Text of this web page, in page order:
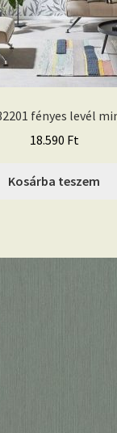
fényes levél
18.590 Ft
Kosárba teszem